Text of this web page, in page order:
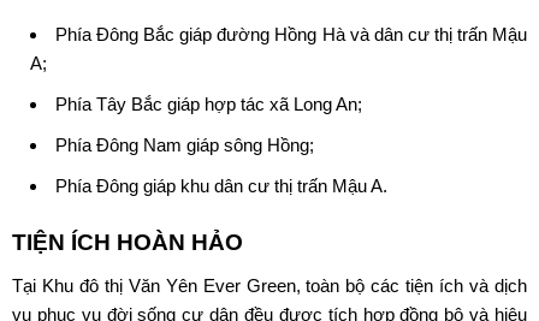
Phía Đông Bắc giáp đường Hồng Hà và dân cư thị trấn Mậu
A;
Phía Tây Bắc giáp hợp tác xã Long An;
Phía Đông Nam giáp sông Hồng;
Phía Đông giáp khu dân cư thị trấn Mậu A.
TIỆN ÍCH HOÀN HẢO
Tại Khu đô thị Văn Yên Ever Green, toàn bộ các tiện ích và dịch
vụ phục vụ đời sống cư dân đều được tích hợp đồng bộ và hiệu